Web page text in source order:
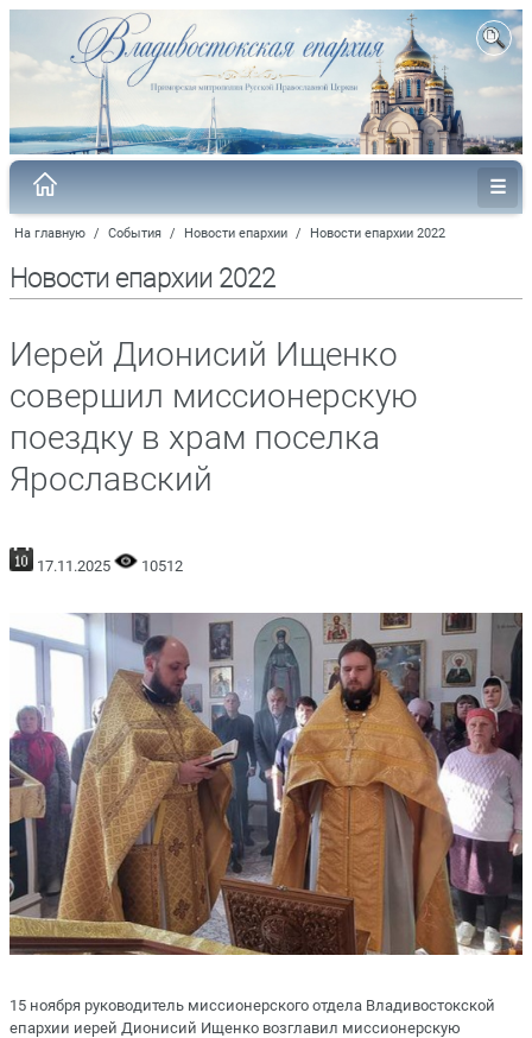
На главную / События / Новости епархии / Новости епархии 2022
Новости епархии 2022
Иерей Дионисий Ищенко
совершил миссионерскую
поездку в храм поселка
Ярославский
17.11.2025 10512
15 ноября руководитель миссионерского отдела Владивостокской
епархии иерей Дионисий Ищенко возглавил миссионерскую